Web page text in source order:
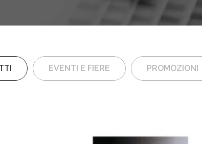
EVENTI E FIERE PROMOZIONI